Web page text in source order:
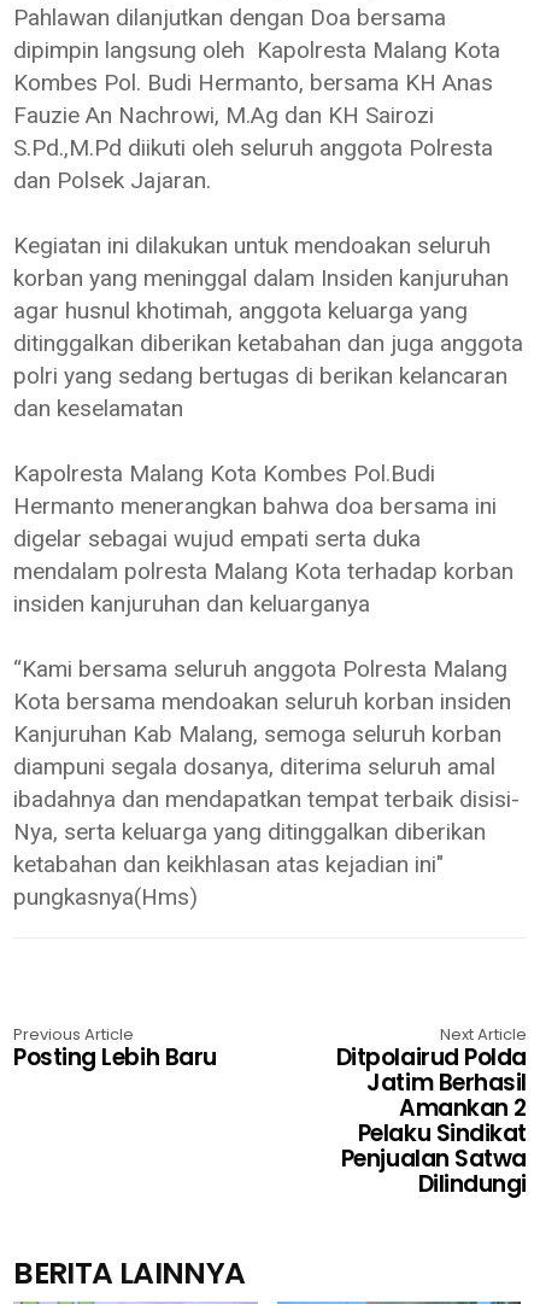
Pahlawan dilanjutkan dengan Doa bersama
dipimpin langsung oleh Kapolresta Malang Kota
Kombes Pol. Budi Hermanto, bersama KH Anas
Fauzie An Nachrowi, M.Ag dan KH Sairozi
S.Pd.,M.Pd diikuti oleh seluruh anggota Polresta
dan Polsek Jajaran.
Kegiatan ini dilakukan untuk mendoakan seluruh
korban yang meninggal dalam Insiden kanjuruhan
agar husnul khotimah, anggota keluarga yang
ditinggalkan diberikan ketabahan dan juga anggota
polri yang sedang bertugas di berikan kelancaran
dan keselamatan
Kapolresta Malang Kota Kombes Pol.Budi
Hermanto menerangkan bahwa doa bersama ini
digelar sebagai wujud empati serta duka
mendalam polresta Malang Kota terhadap korban
insiden kanjuruhan dan keluarganya
“Kami bersama seluruh anggota Polresta Malang
Kota bersama mendoakan seluruh korban insiden
Kanjuruhan Kab Malang, semoga seluruh korban
diampuni segala dosanya, diterima seluruh amal
ibadahnya dan mendapatkan tempat terbaik disisi-
Nya, serta keluarga yang ditinggalkan diberikan
ketabahan dan keikhlasan atas kejadian ini"
pungkasnya(Hms)
Previous Article
Posting Lebih Baru
Next Article
Ditpolairud Polda
Jatim Berhasil
Amankan 2
Pelaku Sindikat
Penjualan Satwa
Dilindungi
BERITA LAINNYA